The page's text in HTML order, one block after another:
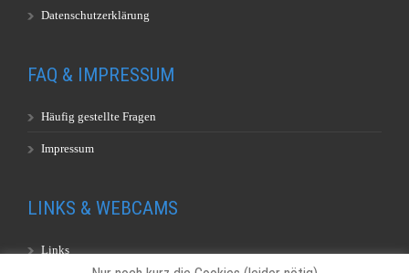
Datenschutzerklärung
FAQ & IMPRESSUM
Häufig gestellte Fragen
Impressum
LINKS & WEBCAMS
Links